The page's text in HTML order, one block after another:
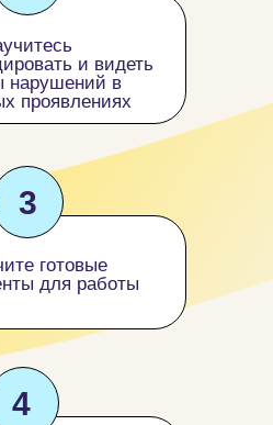
и видеть
нарушений в
проявлениях
3
готовые
для работы
4